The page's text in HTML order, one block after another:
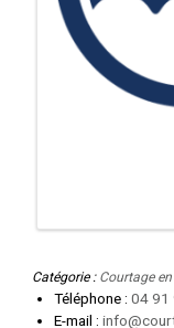
Catégorie : Courtage
Téléphone: 04 91
E-mail :